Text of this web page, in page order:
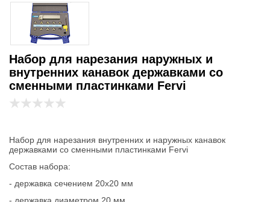
Набор для нарезания наружных и
внутренних канавок державками со
сменными пластинками Fervi
Набор для нарезания внутренних и наружных канавок
державками со сменными пластинками Fervi
Состав набора:
- державка сечением 20х20 мм